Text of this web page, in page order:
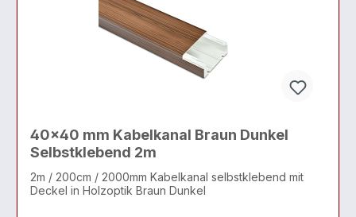
40x40 mm Kabelkanal Braun Dunkel
Selbstklebend 2m
2m / 200cm / 2000mm Kabelkanal selbstklebend mit
Deckel in Holzoptik Braun Dunkel